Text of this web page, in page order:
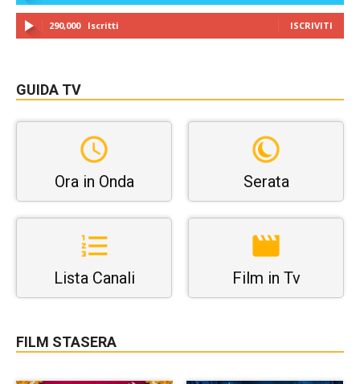
290,000 Iscritti ISCRIVITI
GUIDA TV
Ora in Onda Serata
Lista Canali Film in Tv
FILM STASERA